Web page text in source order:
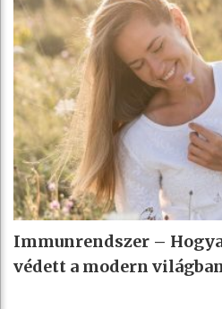
Immunrendszer –
védett a modern